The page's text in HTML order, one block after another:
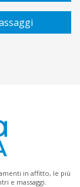
in affitto, le più
e massaggi.